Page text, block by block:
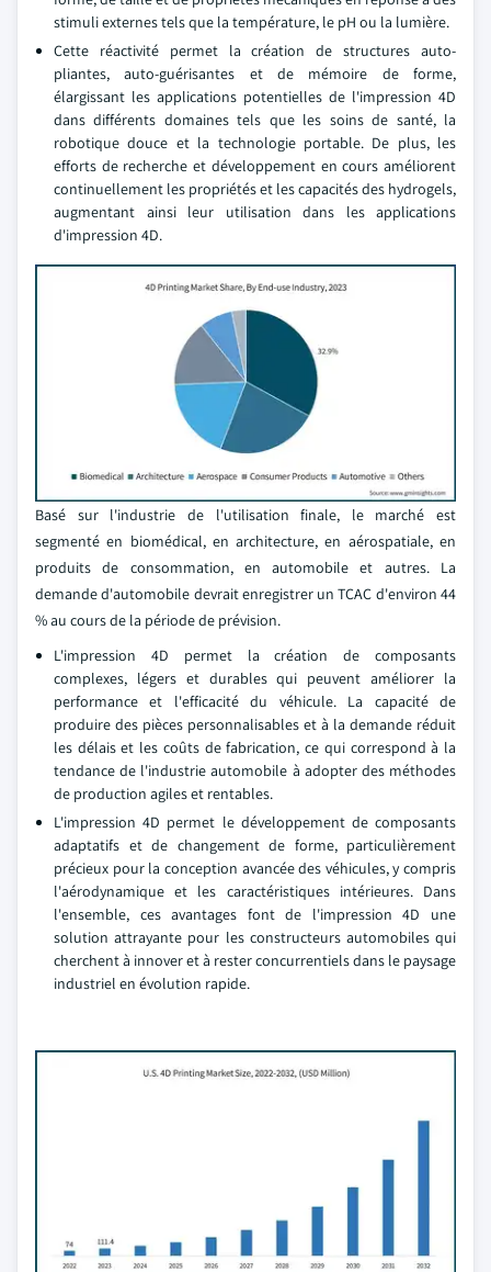
stimuli externes tels que la température, le pH ou la lumière.
Cette réactivité permet la création de structures auto-
pliantes, auto-guérisantes et de mémoire de forme,
élargissant les applications potentielles de l'impression 4D
dans différents domaines tels que les soins de santé, la
robotique douce et la technologie portable. De plus, les
efforts de recherche et développement en cours améliorent
continuellement les propriétés et les capacités des hydrogels,
augmentant ainsi leur utilisation dans les applications
d'impression 4D.
Basé sur l'industrie de l'utilisation finale, le marché est
segmenté en biomédical, en architecture, en aérospatiale, en
produits de consommation, en automobile et autres. La
demande d'automobile devrait enregistrer un TCAC d'environ 44
% au cours de la période de prévision.
L'impression 4D permet la création de composants
complexes, légers et durables qui peuvent améliorer la
performance et l'efficacité du véhicule. La capacité de
produire des pièces personnalisables et à la demande réduit
les délais et les coûts de fabrication, ce qui correspond à la
tendance de l'industrie automobile à adopter des méthodes
de production agiles et rentables.
L'impression 4D permet le développement de composants
adaptatifs et de changement de forme, particulièrement
précieux pour la conception avancée des véhicules, y compris
l'aérodynamique et les caractéristiques intérieures. Dans
l'ensemble, ces avantages font de l'impression 4D une
solution attrayante pour les constructeurs automobiles qui
cherchent à innover et à rester concurrentiels dans le paysage
industriel en évolution rapide.